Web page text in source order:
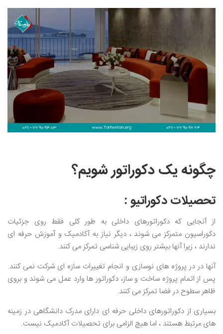
چگونه یک دکوراتور شویم؟
تحصیلات دکوراتیو :
از آنجایی که دکوراتورهای داخلی به طور کلی فقط روی جزئیات
دکوراسیون متمرکز می شوند ، دیگر نیاز به آکادمیک و آموزش حرفه ای
ندارند ، زیرا آنها بیشتر روی زیبایی شناسی تمرکز می کنند.
آنها در در پروژه های نوسازی و انجام تغییرات سازه ای شرکت نمی کنند.
پس از اتمام پروژه ساخت و ساز، دکوراتور ها وارد عمل می شوند و بروی
ظاهر سطوح در فضا تمرکز می کنند.
بسیاری از دکوراتورهای داخلی حرفه ای دارای مدرک دانشگاهی در زمینه
های مرتبط هستند ، اما هیچ الزامی برای تحصیلات آکادمیک نیست.